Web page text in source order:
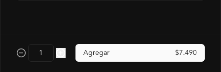
Agregar $7.490